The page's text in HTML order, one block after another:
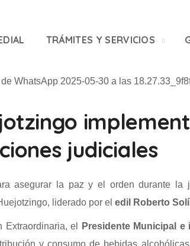
TRÁMITES Y SERVICIOS
judiciales
asegurar la paz y el orden durante la
liderado por el edil Roberto
Extraordinaria, el Presidente Municipal
y consumo de bebidas